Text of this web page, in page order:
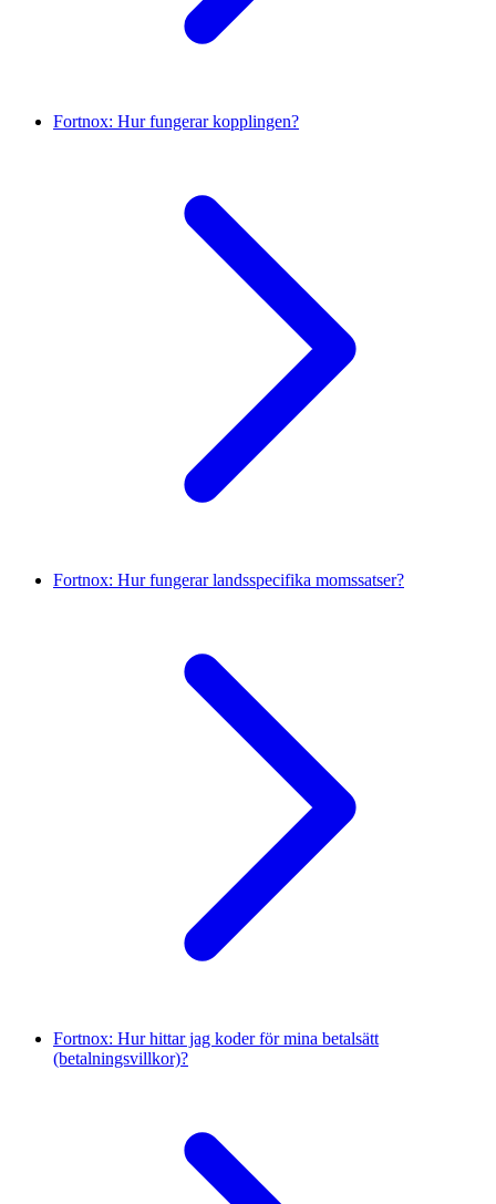
Fortnox: Hur fungerar kopplingen?
Fortnox: Hur fungerar landsspecifika momssatser?
Fortnox: Hur hittar jag koder för mina betalsätt
(betalningsvillkor)?